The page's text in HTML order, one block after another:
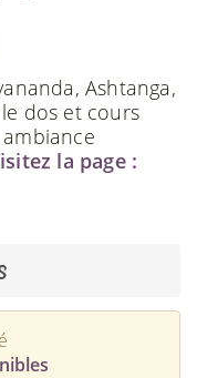
Ashtanga,
dos et cours
la page :